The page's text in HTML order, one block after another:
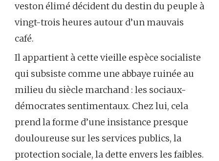
veston élimé décident du destin du peuple à
vingt-trois heures autour d’un mauvais
café.
Il appartient à cette vieille espèce socialiste
qui subsiste comme une abbaye ruinée au
milieu du siècle marchand : les sociaux-
démocrates sentimentaux. Chez lui, cela
prend la forme d’une insistance presque
douloureuse sur les services publics, la
protection sociale, la dette envers les faibles.